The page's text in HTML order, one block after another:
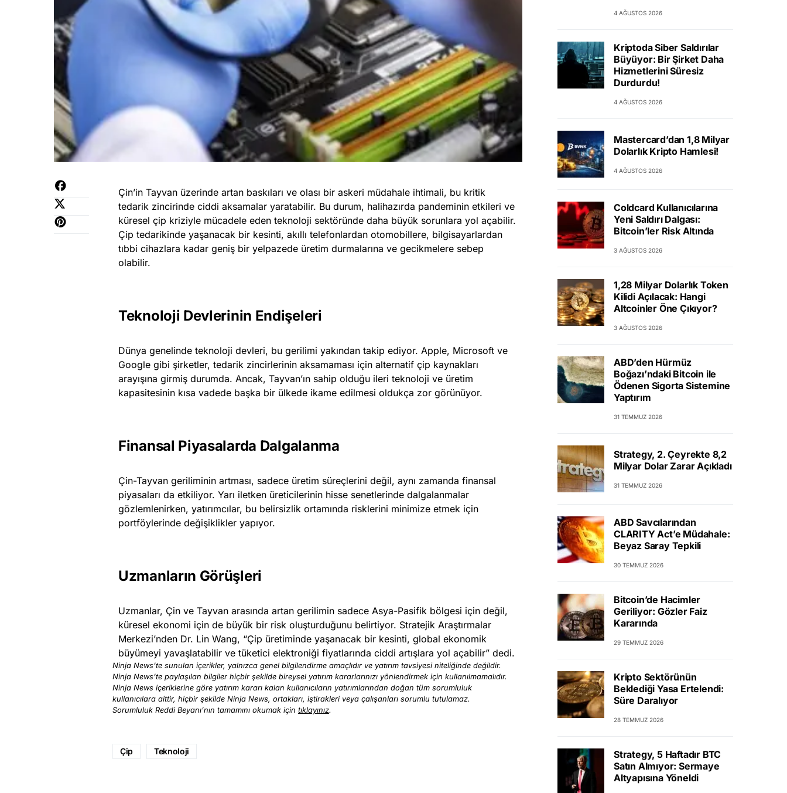
Çin’in Tayvan üzerinde artan baskıları ve olası bir askeri müdahale ihtimali, bu kritik
tedarik zincirinde ciddi aksamalar yaratabilir. Bu durum, halihazırda pandeminin etkileri ve
küresel çip kriziyle mücadele eden teknoloji sektöründe daha büyük sorunlara yol açabilir.
Çip tedarikinde yaşanacak bir kesinti, akıllı telefonlardan otomobillere, bilgisayarlardan
tıbbi cihazlara kadar geniş bir yelpazede üretim durmalarına ve gecikmelere sebep
olabilir.
Teknoloji Devlerinin Endişeleri
Dünya genelinde teknoloji devleri, bu gerilimi yakından takip ediyor. Apple, Microsoft ve
Google gibi şirketler, tedarik zincirlerinin aksamaması için alternatif çip kaynakları
arayışına girmiş durumda. Ancak, Tayvan’ın sahip olduğu ileri teknoloji ve üretim
kapasitesinin kısa vadede başka bir ülkede ikame edilmesi oldukça zor görünüyor.
Finansal Piyasalarda Dalgalanma
Çin-Tayvan geriliminin artması, sadece üretim süreçlerini değil, aynı zamanda finansal
piyasaları da etkiliyor. Yarı iletken üreticilerinin hisse senetlerinde dalgalanmalar
gözlemlenirken, yatırımcılar, bu belirsizlik ortamında risklerini minimize etmek için
portföylerinde değişiklikler yapıyor.
Uzmanların Görüşleri
Uzmanlar, Çin ve Tayvan arasında artan gerilimin sadece Asya-Pasifik bölgesi için değil,
küresel ekonomi için de büyük bir risk oluşturduğunu belirtiyor. Stratejik Araştırmalar
Merkezi’nden Dr. Lin Wang, “Çip üretiminde yaşanacak bir kesinti, global ekonomik
büyümeyi yavaşlatabilir ve tüketici elektroniği fiyatlarında ciddi artışlara yol açabilir” dedi.
Ninja News’te sunulan içerikler, yalnızca genel bilgilendirme amaçlıdır ve yatırım tavsiyesi niteliğinde değildir.
Ninja News’te paylaşılan bilgiler hiçbir şekilde bireysel yatırım kararlarınızı yönlendirmek için kullanılmamalıdır.
Ninja News içeriklerine göre yatırım kararı kalan kullanıcıların yatırımlarından doğan tüm sorumluluk
kullanıcılara aittir, hiçbir şekilde Ninja News, ortakları, iştirakleri veya çalışanları sorumlu tutulamaz.
Sorumluluk Reddi Beyanı’nın tamamını okumak için tıklayınız.
Çip Teknoloji
4 AĞUSTOS 2026
Kriptoda Siber Saldırılar
Büyüyor: Bir Şirket Daha
Hizmetlerini Süresiz
Durdurdu!
4 AĞUSTOS 2026
Mastercard’dan 1,8 Milyar
Dolarlık Kripto Hamlesi!
4 AĞUSTOS 2026
Coldcard Kullanıcılarına
Yeni Saldırı Dalgası:
Bitcoin’ler Risk Altında
3 AĞUSTOS 2026
1,28 Milyar Dolarlık Token
Kilidi Açılacak: Hangi
Altcoinler Öne Çıkıyor?
3 AĞUSTOS 2026
ABD’den Hürmüz
Boğazı’ndaki Bitcoin ile
Ödenen Sigorta Sistemine
Yaptırım
31 TEMMUZ 2026
Strategy, 2. Çeyrekte 8,2
Milyar Dolar Zarar Açıkladı
31 TEMMUZ 2026
ABD Savcılarından
CLARITY Act’e Müdahale:
Beyaz Saray Tepkili
30 TEMMUZ 2026
Bitcoin’de Hacimler
Geriliyor: Gözler Faiz
Kararında
29 TEMMUZ 2026
Kripto Sektörünün
Beklediği Yasa Ertelendi:
Süre Daralıyor
28 TEMMUZ 2026
Strategy, 5 Haftadır BTC
Satın Almıyor: Sermaye
Altyapısına Yöneldi